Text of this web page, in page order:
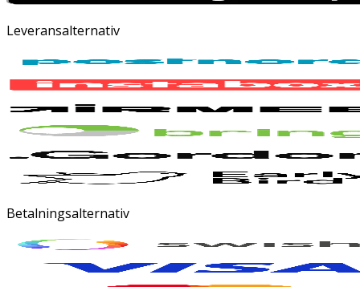
Leveransalternativ
Betalningsalternativ